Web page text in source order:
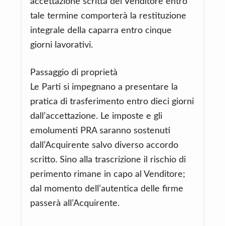
tale termine comporterà la restituzione
integrale della caparra entro cinque
giorni lavorativi.
Passaggio di proprietà
Le Parti si impegnano a presentare la
pratica di trasferimento entro dieci giorni
dall’accettazione. Le imposte e gli
emolumenti PRA saranno sostenuti
dall’Acquirente salvo diverso accordo
scritto. Sino alla trascrizione il rischio di
perimento rimane in capo al Venditore;
dal momento dell’autentica delle firme
passerà all’Acquirente.